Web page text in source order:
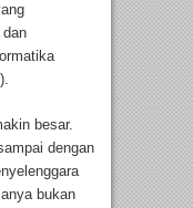
besar.
dengan
bukan